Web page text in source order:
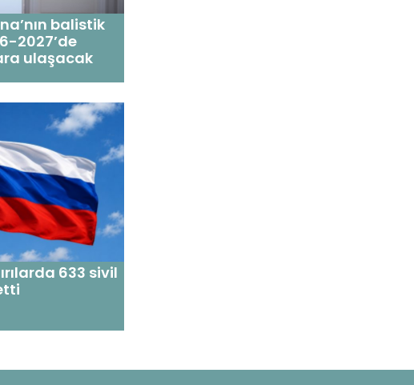
balistik
2027’de
ulaşacak
633 sivil